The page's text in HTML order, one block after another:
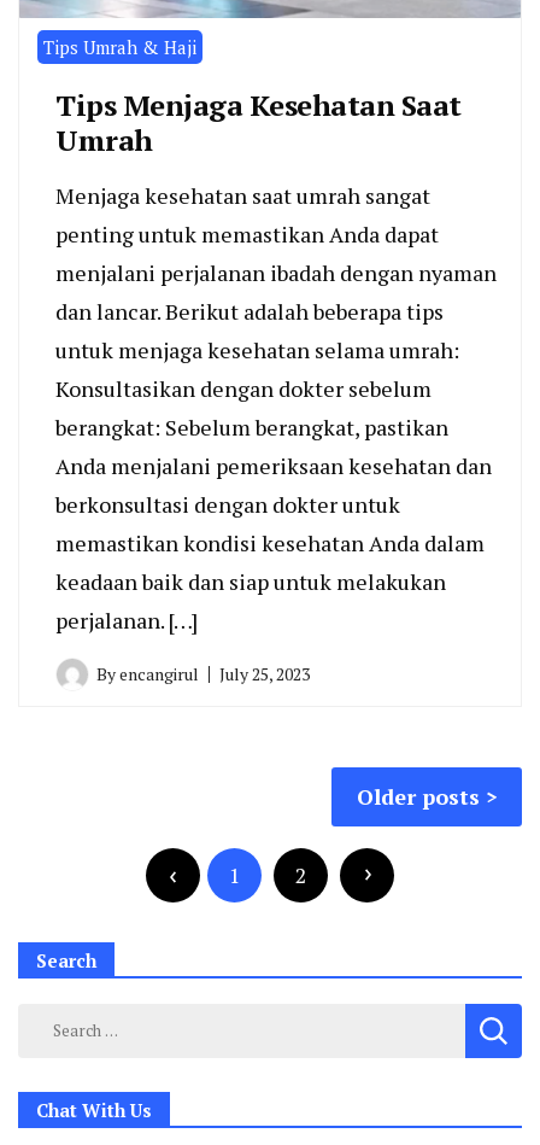
Tips Umrah & Haji
Tips Menjaga Kesehatan Saat
Umrah
Menjaga kesehatan saat umrah sangat
penting untuk memastikan Anda dapat
menjalani perjalanan ibadah dengan nyaman
dan lancar. Berikut adalah beberapa tips
untuk menjaga kesehatan selama umrah:
Konsultasikan dengan dokter sebelum
berangkat: Sebelum berangkat, pastikan
Anda menjalani pemeriksaan kesehatan dan
berkonsultasi dengan dokter untuk
memastikan kondisi kesehatan Anda dalam
keadaan baik dan siap untuk melakukan
perjalanan. […]
Byencangirul July 25, 2023
Older posts
pagination
1 2
Search
Search
Chat With Us